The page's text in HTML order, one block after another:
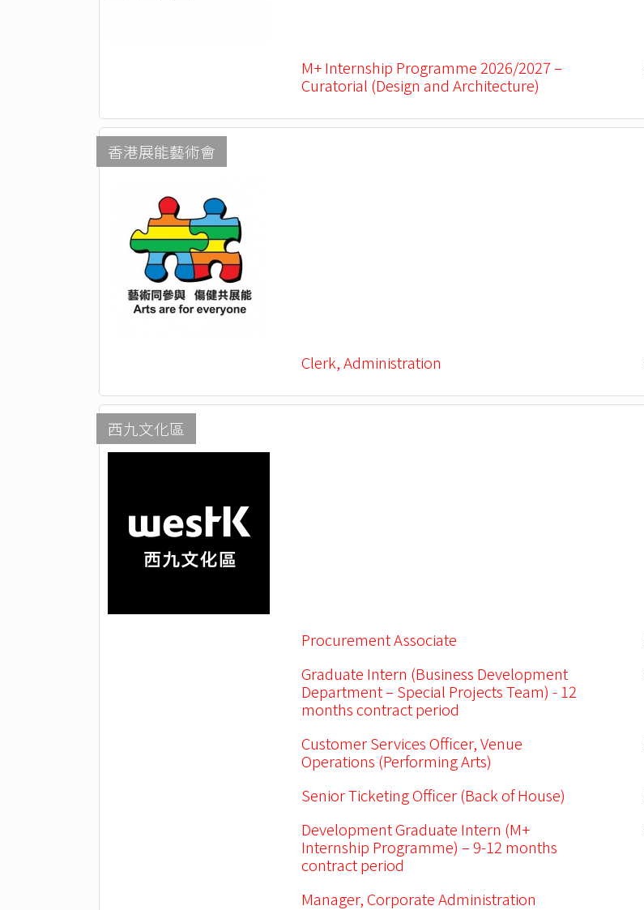
M+ Internship Programme 2026/2027 –
Curatorial (Design and Architecture)
香港展能藝術會
Clerk, Administration
西九文化區
Procurement Associate
Graduate Intern (Business Development
Department – Special Projects Team) - 12
months contract period
Customer Services Officer, Venue
Operations (Performing Arts)
Senior Ticketing Officer (Back of House)
Development Graduate Intern (M+
Internship Programme) – 9-12 months
contract period
Manager, Corporate Administration